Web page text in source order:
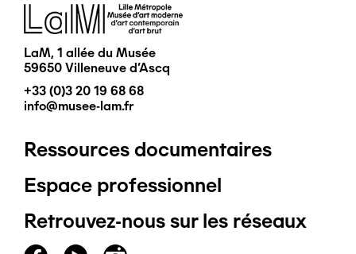
Image
LaM, 1 allée du Musée
59650 Villeneuve d'Ascq
+33 (0)3 20 19 68 68
info@musee-lam.fr
Pied
de
page
Ressources documentaires
Espace professionnel
Retrouvez-nous sur les réseaux